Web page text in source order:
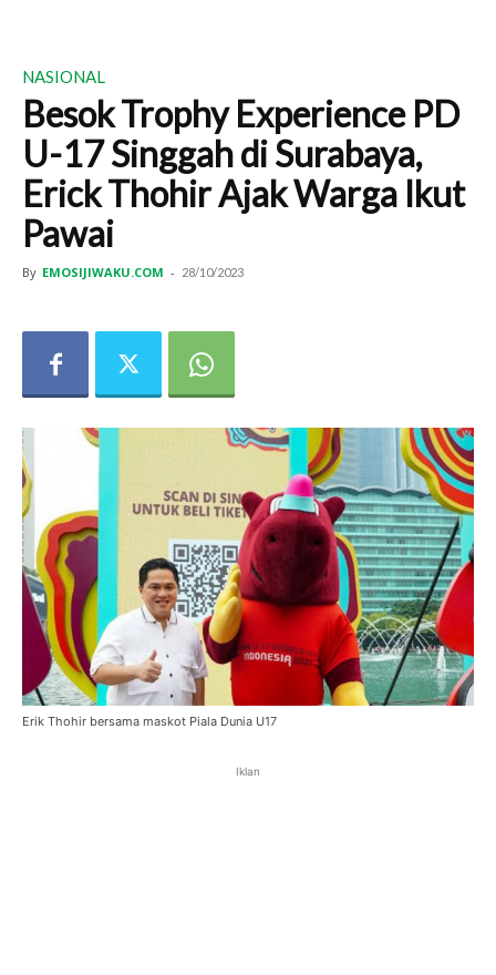
NASIONAL
Besok Trophy Experience PD
U-17 Singgah di Surabaya,
Erick Thohir Ajak Warga Ikut
Pawai
By EMOSIJIWAKU.COM - 28/10/2023
Erik Thohir bersama maskot Piala Dunia U17
Iklan